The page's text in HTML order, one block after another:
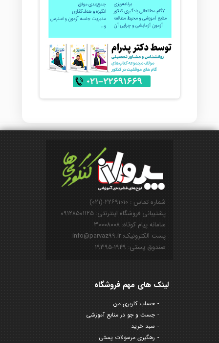
شماره تماس : ۲۲۶۹۱۰۱۰-(۰۲۱)
پشتیبانی فروشگاه اینترنتی: ۰۹۱۲۸۵۰۱۱۲۵
سامانه پیام کوتاه: ۳۰۰۰۸۰۰۸
پست الکترونیک: info@parvaz99.ir
صندوق پستی: ۱۹۴۹-۱۹۳۹۵
لینک های مهم فروشگاه
حساب کاربری من
جست و جو در منابع آموزشی
سبد خرید
رهگیری مرسولات پستی